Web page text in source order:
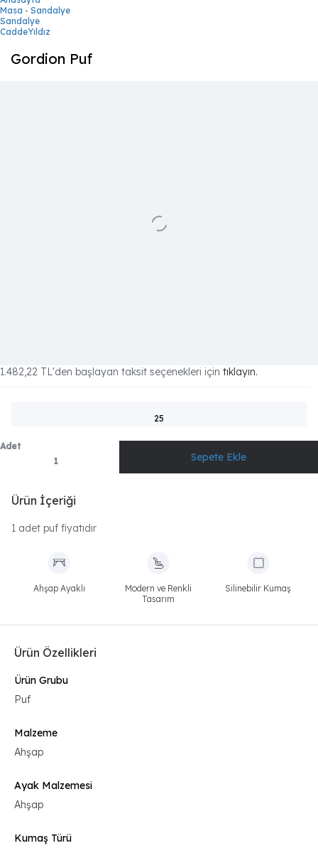
Masa - Sandalye
Sandalye
CaddeYıldız
Gordion Puf
1.482,22 TL'den başlayan taksit seçenekleri için tıklayın.
25
Adet
Ürün İçeriği
1 adet puf fiyatıdır
Ahşap Ayaklı
Modern ve Renkli
Tasarım
Silinebilir Kumaş
Ürün Özellikleri
Ürün Grubu
Puf
Malzeme
Ahşap
Ayak Malzemesi
Ahşap
Kumaş Türü